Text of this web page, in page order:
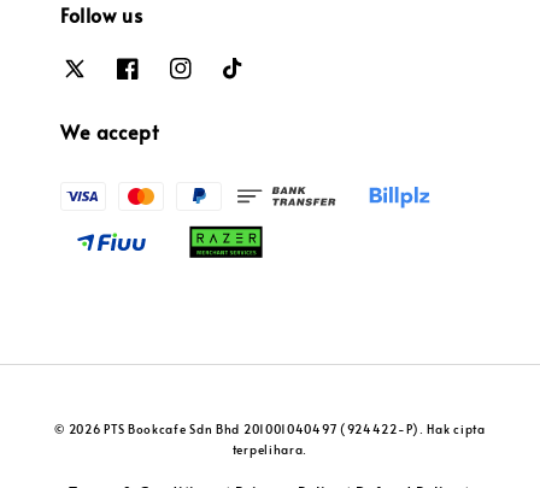
Follow us
We accept
© 2026 PTS Bookcafe Sdn Bhd 201001040497 (924422-P). Hak cipta
terpelihara.